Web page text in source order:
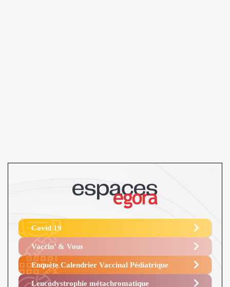
Covid 19
Vaccin’ & Vous
Enquête Calendrier Vaccinal Pédiatrique
Leucodystrophie métachromatique